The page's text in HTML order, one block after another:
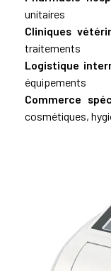
unitaires
Cliniques
traitements
Logistique
équipements
Commerce
cosmétiques,